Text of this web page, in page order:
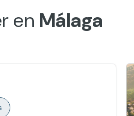
en Málaga